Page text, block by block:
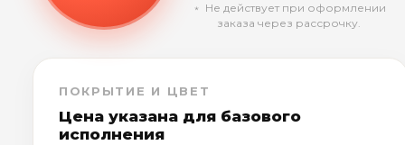
﹡ Не действует при оформлении
заказа через рассрочку.
ПОКРЫТИЕ И ЦВЕТ
Цена указана для базового
исполнения